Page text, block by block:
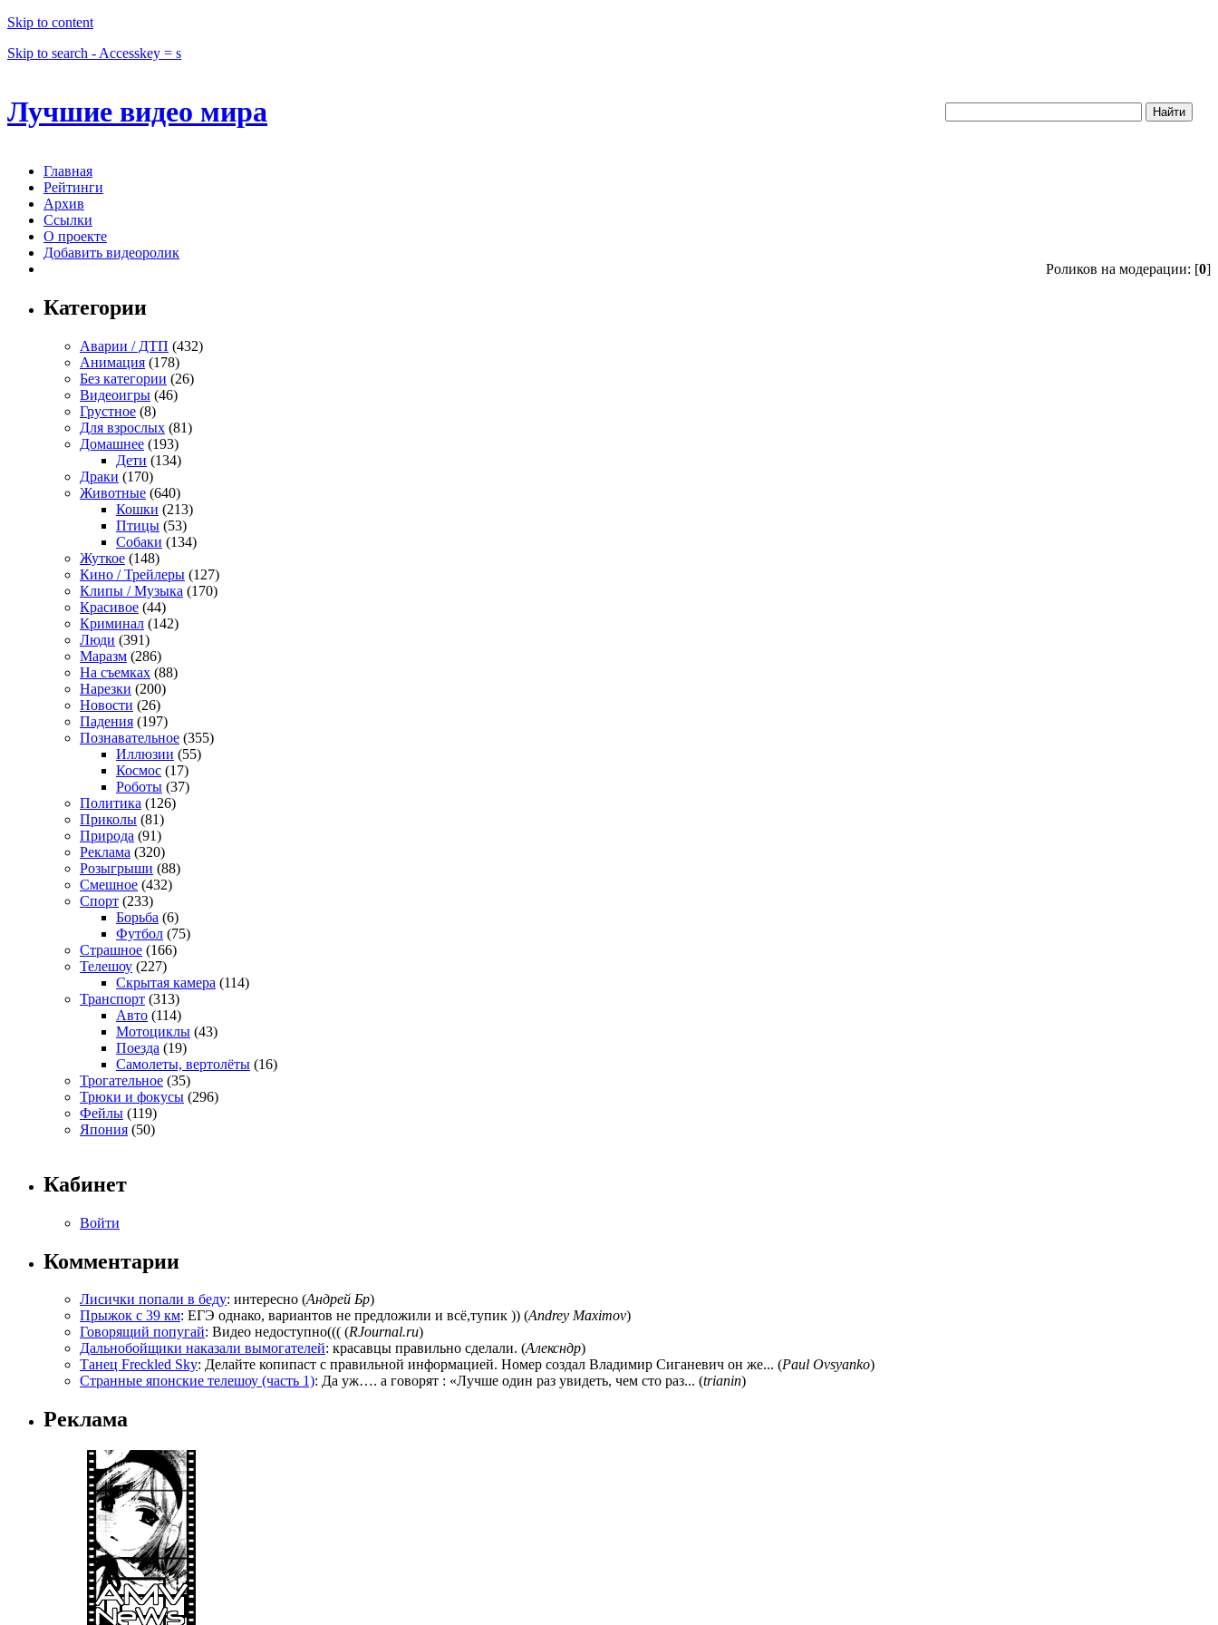
Skip to content
Skip to search - Accesskey = s
Лучшие видео мира
Главная
Рейтинги
Архив
Ссылки
О проекте
Добавить видеоролик
Роликов на модерации: [0]
Категории
Аварии / ДТП (432)
Анимация (178)
Без категории (26)
Видеоигры (46)
Грустное (8)
Для взрослых (81)
Домашнее (193)
Дети (134)
Драки (170)
Животные (640)
Кошки (213)
Птицы (53)
Собаки (134)
Жуткое (148)
Кино / Трейлеры (127)
Клипы / Музыка (170)
Красивое (44)
Криминал (142)
Люди (391)
Маразм (286)
На съемках (88)
Нарезки (200)
Новости (26)
Падения (197)
Познавательное (355)
Иллюзии (55)
Космос (17)
Роботы (37)
Политика (126)
Приколы (81)
Природа (91)
Реклама (320)
Розыгрыши (88)
Смешное (432)
Спорт (233)
Борьба (6)
Футбол (75)
Страшное (166)
Телешоу (227)
Скрытая камера (114)
Транспорт (313)
Авто (114)
Мотоциклы (43)
Поезда (19)
Самолеты, вертолёты (16)
Трогательное (35)
Трюки и фокусы (296)
Фейлы (119)
Япония (50)
Кабинет
Войти
Комментарии
Лисички попали в беду: интересно (Андрей Бр)
Прыжок с 39 км: ЕГЭ однако, вариантов не предложили и всё,тупик )) (Andrey Maximov)
Говорящий попугай: Видео недоступно((( (RJournal.ru)
Дальнобойщики наказали вымогателей: красавцы правильно сделали. (Алексндр)
Танец Freckled Sky: Делайте копипаст с правильной информацией. Номер создал Владимир Сиганевич он же... (Paul Ovsyanko)
Странные японские телешоу (часть 1): Да уж…. а говорят : «Лучше один раз увидеть, чем сто раз... (trianin)
Реклама